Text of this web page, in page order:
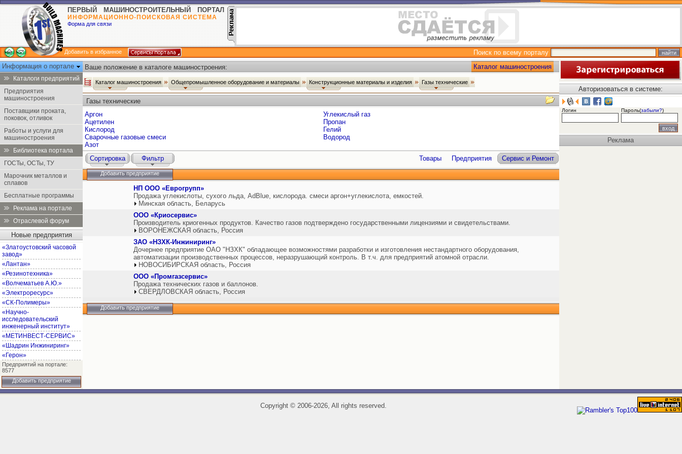
ПЕРВЫЙ МАШИНОСТРОИТЕЛЬНЫЙ ПОРТАЛ
ИНФОРМАЦИОННО-ПОИСКОВАЯ СИСТЕМА
Форма для связи
Добавить в избранное
Поиск по всему порталу
Информация о портале
Каталоги предприятий
Предприятия
машиностроения
Поставщики проката,
поковок, отливок
Работы и услуги для
машиностроения
Библиотека портала
ГОСТы, ОСТы, ТУ
Марочник металлов и
сплавов
Бесплатные программы
Реклама на портале
Отраслевой форум
Новые предприятия
«Златоустовский часовой
завод»
«Лантан»
«Резинотехника»
«Волчематьев А.Ю.»
«Электроресурс»
«СК-Полимеры»
«Научно-
исследовательский
инженерный институт»
«МЕТИНВЕСТ-СЕРВИС»
«Шадрин Инжиниринг»
«Герон»
Предприятий на портале:
8577
Добавить предприятие
Ваше положение в каталоге машиностроения: Каталог машиностроения
Каталог машиностроения Общепромышленное оборудование и материалы Конструкционные материалы и изделия Газы технические
Газы технические
Аргон
Ацетилен
Кислород
Сварочные газовые смеси
Азот
Углекислый газ
Пропан
Гелий
Водород
Сортировка Фильтр Товары Предприятия Сервис и Ремонт
Добавить предприятие
НП ООО «Еврогрупп»
Продажа углекислоты, сухого льда, AdBlue, кислорода. смеси аргон+углекислота, емкостей.
Минская область, Беларусь
ООО «Криосервис»
Производитель криогенных продуктов. Качество газов подтверждено государственными лицензиями и свидетельствами.
ВОРОНЕЖСКАЯ область, Россия
ЗАО «НЗХК-Инжиниринг»
Дочернее предприятие ОАО "НЗХК" обладающее возможностями разработки и изготовления нестандартного оборудования,
автоматизации производственных процессов, неразрушающий контроль. В т.ч. для предприятий атомной отрасли.
НОВОСИБИРСКАЯ область, Россия
ООО «Промгазсервис»
Продажа технических газов и баллонов.
СВЕРДЛОВСКАЯ область, Россия
Добавить предприятие
Авторизоваться в системе:
Логин Пароль(забыли?)
Реклама
Copyright ©2006-2026, All rights reserved.